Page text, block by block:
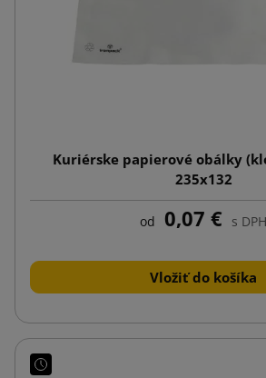
Kuriérske papierové obálky
235x132
od 0,07 € s DPH
Vložiť do košíka